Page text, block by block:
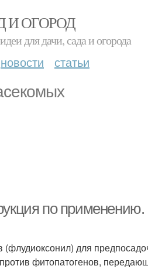
И ОГОРОД
для дачи, сада и огорода
новости статьи
по
для
фитопатогенов,